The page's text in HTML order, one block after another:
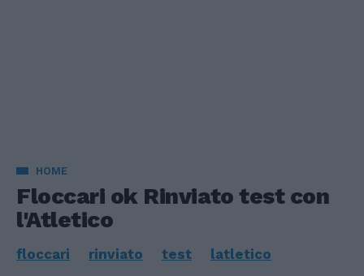
HOME
Floccari ok Rinviato test con
l'Atletico
floccari rinviato test latletico